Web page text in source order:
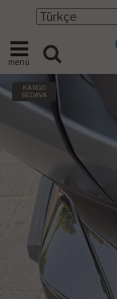
menü
KARGO
BEDAVA